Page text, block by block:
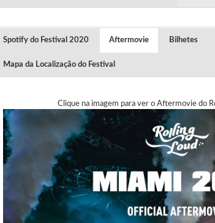
Spotify do Festival 2020 Aftermovie Bilhetes
Mapa da Localização do Festival
Clique na imagem para ver o Aftermovie do